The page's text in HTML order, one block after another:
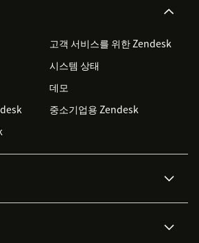
고객 서비스를 위한 Zendesk
시스템 상태
데모
중소기업용 Zendesk